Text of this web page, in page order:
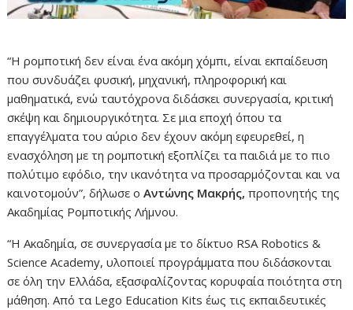
“Η ρομποτική δεν είναι ένα ακόμη χόμπι, είναι εκπαίδευση
που συνδυάζει φυσική, μηχανική, πληροφορική και
μαθηματικά, ενώ ταυτόχρονα διδάσκει συνεργασία, κριτική
σκέψη και δημιουργικότητα. Σε μια εποχή όπου τα
επαγγέλματα του αύριο δεν έχουν ακόμη εφευρεθεί, η
ενασχόληση με τη ρομποτική εξοπλίζει τα παιδιά με το πιο
πολύτιμο εφόδιο, την ικανότητα να προσαρμόζονται και να
καινοτομούν”, δήλωσε οΑντώνης Μακρής,προπονητής της
Ακαδημίας Ρομποτικής Λήμνου.
“Η Ακαδημία, σε συνεργασία με το δίκτυο RSA Robotics &
Science Academy, υλοποιεί προγράμματα που διδάσκονται
σε όλη την Ελλάδα, εξασφαλίζοντας κορυφαία ποιότητα στη
μάθηση. Από τα Lego Education Kits έως τις εκπαιδευτικές